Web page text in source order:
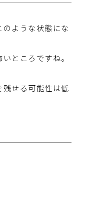
ような状態にな
ところですね。
せる可能性は低